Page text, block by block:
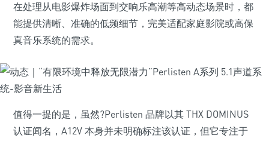
在处理从电影爆炸场面到交响乐高潮等高动态场景时，都
能提供清晰、准确的低频细节，完美适配家庭影院或高保
真音乐系统的需求。
值得一提的是，虽然?Perlisten 品牌以其 THX DOMINUS
认证闻名，A12V 本身并未明确标注该认证，但它专注于